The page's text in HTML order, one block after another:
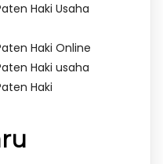
Haki Usaha
Haki Online
Haki usaha
Haki